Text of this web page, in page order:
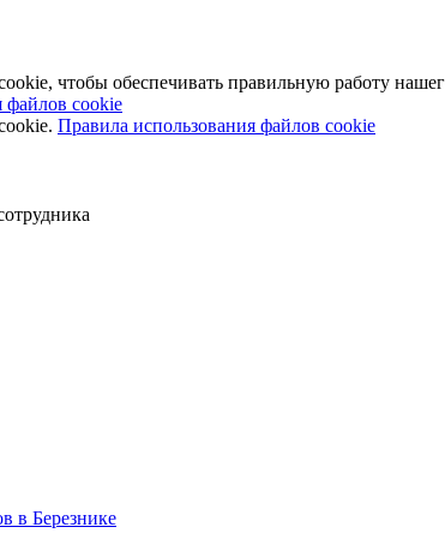
чтобы обеспечивать правильную работу
файлов cookie
Правила использования файлов cookie
в Березнике